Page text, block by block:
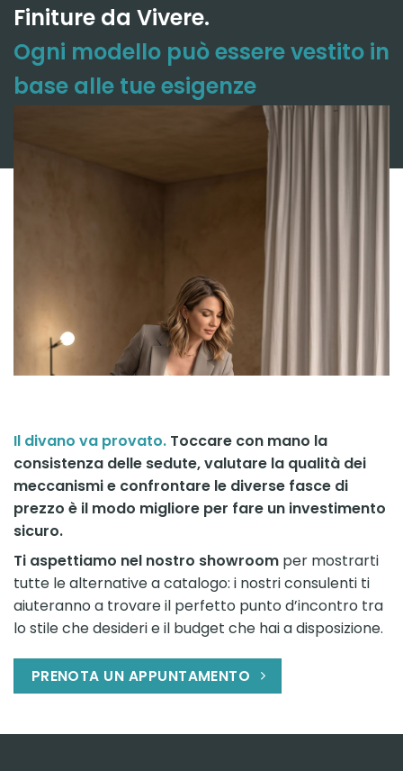
Finiture da Vivere.
Ogni modello può essere vestito in
base alle tue esigenze
Il divano va provato. Toccare con mano la
consistenza delle sedute, valutare la qualità dei
meccanismi e confrontare le diverse fasce di
prezzo è il modo migliore per fare un investimento
sicuro.
Ti aspettiamo nel nostro showroom per mostrarti
tutte le alternative a catalogo: i nostri consulenti ti
aiuteranno a trovare il perfetto punto d’incontro tra
lo stile che desideri e il budget che hai a disposizione.
PRENOTA UN APPUNTAMENTO